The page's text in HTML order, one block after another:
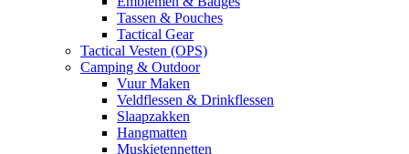
Tassen & Pouches
Tactical Gear
Tactical Vesten (OPS)
Camping & Outdoor
Vuur Maken
Veldflessen & Drinkflessen
Slaapzakken
Hangmatten
Muskietennetten